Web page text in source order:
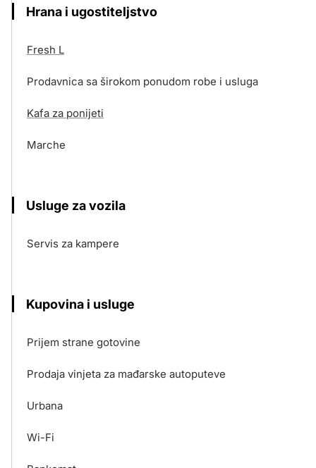
Hrana i ugostiteljstvo
Fresh L
Prodavnica sa širokom ponudom robe i usluga
Kafa za ponijeti
Marche
Usluge za vozila
Servis za kampere
Kupovina i usluge
Prijem strane gotovine
Prodaja vinjeta za mađarske autoputeve
Urbana
Wi-Fi